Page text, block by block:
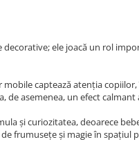
ele joacă un rol
captează atenția
de asemenea, un efect
și curiozitatea, deoarece
frumusețe și magie în